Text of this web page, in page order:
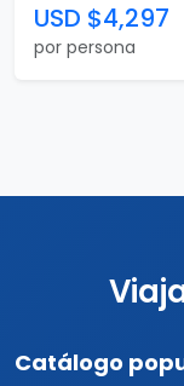
USD $4,297
por persona
Catálogo